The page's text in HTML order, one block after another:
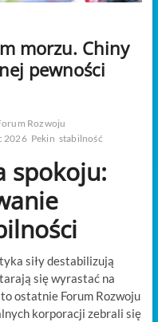
morzu. Chiny
pewności
Rozwoju
2026 Pekin stabilność
spokoju:
siły destabilizują
się wyrastać na
ostatnie Forum Rozwoju
korporacji zebrali się